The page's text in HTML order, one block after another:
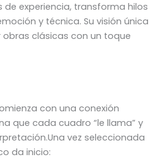
experiencia, transforma hilos
y técnica. Su visión única
clásicas con un toque
con una conexión
que cada cuadro “le llama” y
vez seleccionada
da inicio: